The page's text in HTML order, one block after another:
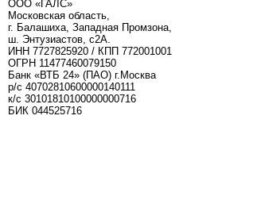
ООО «ГАЛС»
Московская область,
г. Балашиха, Западная Промзона,
ш. Энтузиастов, с2А.
ИНН 7727825920 / КПП 772001001
ОГРН 11477460079150
Банк «ВТБ 24» (ПАО) г.Москва
р/с 40702810600000140111
к/c 30101810100000000716
БИК 044525716